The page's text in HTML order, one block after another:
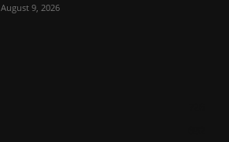
August 9, 2026